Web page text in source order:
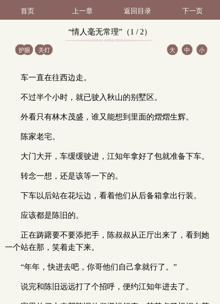
首页 上一章 返回目录 下一页
“情人毫无常理”（1 / 2）
护眼 关灯 大 中 小
车一直在往西边走。
不过半个小时，就已驶入秋山的别墅区。
外看只有林木茂盛，谁又能想到里面的熠熠生辉。
陈家老宅。
大门大开，车缓缓驶进，江知年拿好了包就准备下车。
转念一想，还是该等一下的。
下车以后站在花坛边，看着他们从后备箱拿出行装。
应该都是陈旧的。
正在踌躇要不要添把手，陈叔叔从正厅出来了，看到她
一个站在那，笑着走下来。
“年年，快进去吧，你哥他们自己拿就行了。”
说完和陈旧远远打了个招呼，便约江知年进去了。